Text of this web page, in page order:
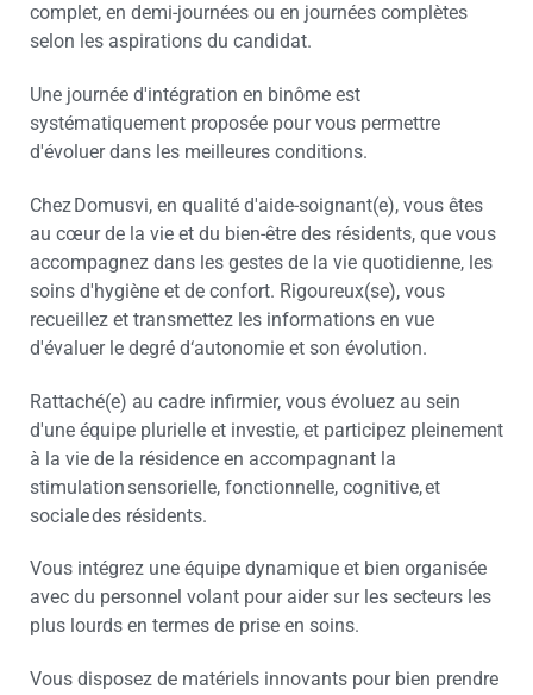
complet, en demi-journées ou en journées complètes
selon les aspirations du candidat.
Une journée d'intégration en binôme est
systématiquement proposée pour vous permettre
d'évoluer dans les meilleures conditions.
Chez Domusvi, en qualité d'aide-soignant(e), vous êtes
au cœur de la vie et du bien-être des résidents, que vous
accompagnez dans les gestes de la vie quotidienne, les
soins d'hygiène et de confort. Rigoureux(se), vous
recueillez et transmettez les informations en vue
d'évaluer le degré d‘autonomie et son évolution.
Rattaché(e) au cadre infirmier, vous évoluez au sein
d'une équipe plurielle et investie, et participez pleinement
à la vie de la résidence en accompagnant la
stimulation sensorielle, fonctionnelle, cognitive, et
sociale des résidents.
Vous intégrez une équipe dynamique et bien organisée
avec du personnel volant pour aider sur les secteurs les
plus lourds en termes de prise en soins.
Vous disposez de matériels innovants pour bien prendre